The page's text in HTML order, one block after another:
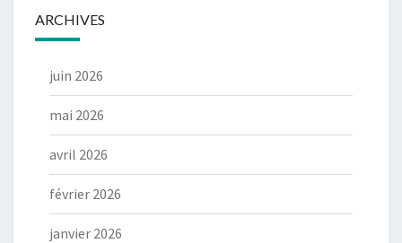
ARCHIVES
juin 2026
mai 2026
avril 2026
février 2026
janvier 2026